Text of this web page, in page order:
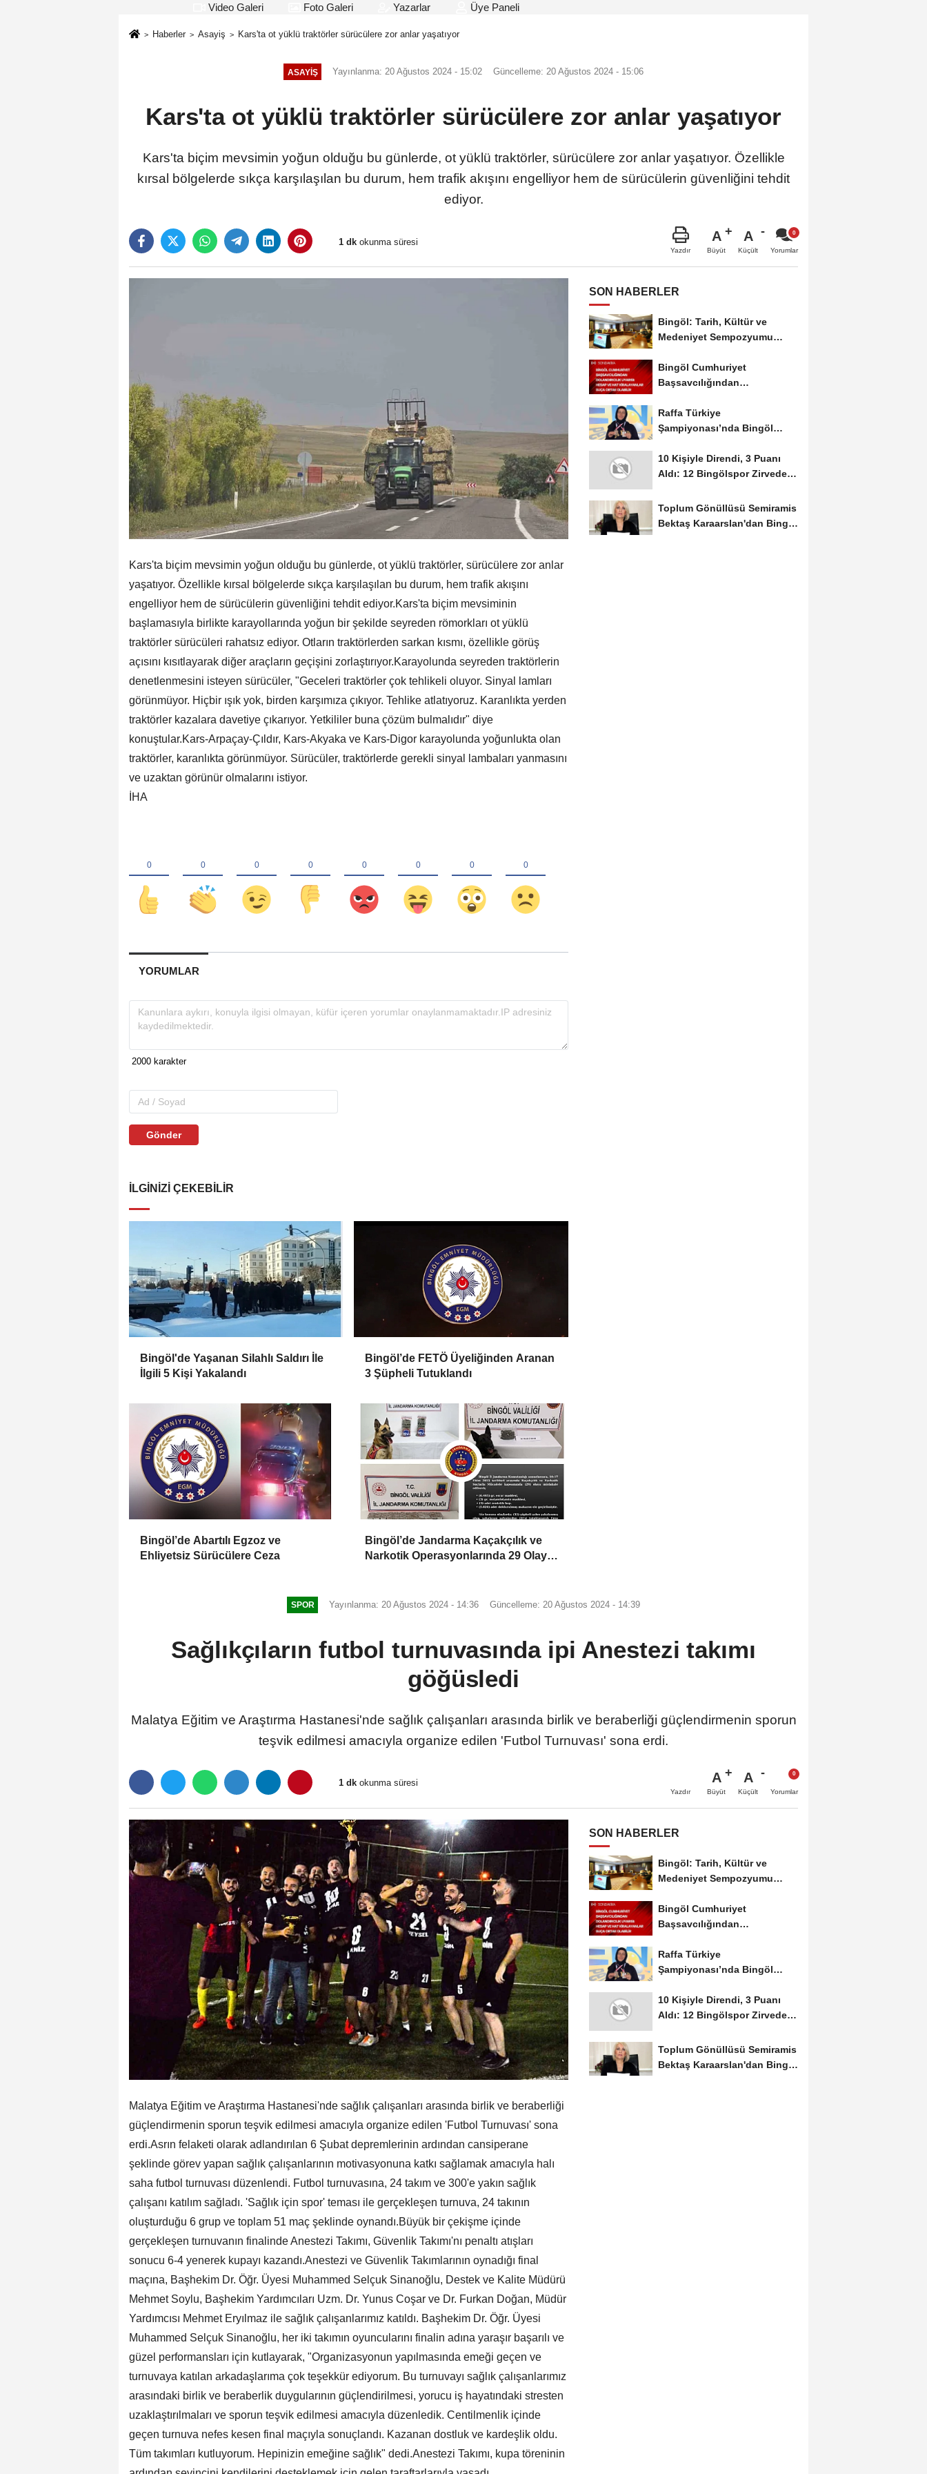
Video Galeri Foto Galeri Yazarlar Üye Paneli
Haberler Asayiş Kars'ta ot yüklü traktörler sürücülere zor anlar yaşatıyor
ASAYIŞ Yayınlanma: 20 Ağustos 2024 - 15:02 Güncelleme: 20 Ağustos 2024 - 15:06
Kars'ta ot yüklü traktörler sürücülere zor anlar yaşatıyor
Kars'ta biçim mevsimin yoğun olduğu bu günlerde, ot yüklü traktörler, sürücülere zor anlar yaşatıyor. Özellikle
kırsal bölgelerde sıkça karşılaşılan bu durum, hem trafik akışını engelliyor hem de sürücülerin güvenliğini tehdit
ediyor.
1 dk okunma süresi
Yazdır
A
Büyüt
A
Küçült Yorumlar
Kars'ta biçim mevsimin yoğun olduğu bu günlerde, ot yüklü traktörler, sürücülere zor anlar
yaşatıyor. Özellikle kırsal bölgelerde sıkça karşılaşılan bu durum, hem trafik akışını
engelliyor hem de sürücülerin güvenliğini tehdit ediyor.Kars'ta biçim mevsiminin
başlamasıyla birlikte karayollarında yoğun bir şekilde seyreden römorkları ot yüklü
traktörler sürücüleri rahatsız ediyor. Otların traktörlerden sarkan kısmı, özellikle görüş
açısını kısıtlayarak diğer araçların geçişini zorlaştırıyor.Karayolunda seyreden traktörlerin
denetlenmesini isteyen sürücüler, "Geceleri traktörler çok tehlikeli oluyor. Sinyal lamları
görünmüyor. Hiçbir ışık yok, birden karşımıza çıkıyor. Tehlike atlatıyoruz. Karanlıkta yerden
traktörler kazalara davetiye çıkarıyor. Yetkililer buna çözüm bulmalıdır" diye
konuştular.Kars-Arpaçay-Çıldır, Kars-Akyaka ve Kars-Digor karayolunda yoğunlukta olan
traktörler, karanlıkta görünmüyor. Sürücüler, traktörlerde gerekli sinyal lambaları yanmasını
ve uzaktan görünür olmalarını istiyor.
İHA
YORUMLAR
Gönder
İLGINIZI ÇEKEBILIR
Bingöl'de Yaşanan Silahlı Saldırı İle
İlgili 5 Kişi Yakalandı
Bingöl’de FETÖ Üyeliğinden Aranan
3 Şüpheli Tutuklandı
Bingöl’de Abartılı Egzoz ve
Ehliyetsiz Sürücülere Ceza
Bingöl’de Jandarma Kaçakçılık ve
Narkotik Operasyonlarında 29 Olaya
SON HABERLER
Bingöl: Tarih, Kültür ve
Medeniyet Sempozyumu
Bingöl Cumhuriyet
Başsavcılığından
Raffa Türkiye
Şampiyonası’nda Bingöl
10 Kişiyle Direndi, 3 Puanı
Aldı: 12 Bingölspor Zirvedeki
Toplum Gönüllüsü Semiramis
Bektaş Karaarslan'dan Bingöl
SPOR Yayınlanma: 20 Ağustos 2024 - 14:36 Güncelleme: 20 Ağustos 2024 - 14:39
Sağlıkçıların futbol turnuvasında ipi Anestezi takımı
göğüsledi
Malatya Eğitim ve Araştırma Hastanesi'nde sağlık çalışanları arasında birlik ve beraberliği güçlendirmenin sporun
teşvik edilmesi amacıyla organize edilen 'Futbol Turnuvası' sona erdi.
1 dk okunma süresi
Yazdır
A
Büyüt
A
Küçült Yorumlar
Malatya Eğitim ve Araştırma Hastanesi'nde sağlık çalışanları arasında birlik ve beraberliği
güçlendirmenin sporun teşvik edilmesi amacıyla organize edilen 'Futbol Turnuvası' sona
erdi.Asrın felaketi olarak adlandırılan 6 Şubat depremlerinin ardından cansiperane
şeklinde görev yapan sağlık çalışanlarının motivasyonuna katkı sağlamak amacıyla halı
saha futbol turnuvası düzenlendi. Futbol turnuvasına, 24 takım ve 300'e yakın sağlık
çalışanı katılım sağladı. 'Sağlık için spor' teması ile gerçekleşen turnuva, 24 takının
oluşturduğu 6 grup ve toplam 51 maç şeklinde oynandı.Büyük bir çekişme içinde
gerçekleşen turnuvanın finalinde Anestezi Takımı, Güvenlik Takımı'nı penaltı atışları
sonucu 6-4 yenerek kupayı kazandı.Anestezi ve Güvenlik Takımlarının oynadığı final
maçına, Başhekim Dr. Öğr. Üyesi Muhammed Selçuk Sinanoğlu, Destek ve Kalite Müdürü
Mehmet Soylu, Başhekim Yardımcıları Uzm. Dr. Yunus Coşar ve Dr. Furkan Doğan, Müdür
Yardımcısı Mehmet Eryılmaz ile sağlık çalışanlarımız katıldı. Başhekim Dr. Öğr. Üyesi
Muhammed Selçuk Sinanoğlu, her iki takımın oyuncularını finalin adına yaraşır başarılı ve
güzel performansları için kutlayarak, "Organizasyonun yapılmasında emeği geçen ve
turnuvaya katılan arkadaşlarıma çok teşekkür ediyorum. Bu turnuvayı sağlık çalışanlarımız
arasındaki birlik ve beraberlik duygularının güçlendirilmesi, yorucu iş hayatındaki stresten
uzaklaştırılmaları ve sporun teşvik edilmesi amacıyla düzenledik. Centilmenlik içinde
geçen turnuva nefes kesen final maçıyla sonuçlandı. Kazanan dostluk ve kardeşlik oldu.
Tüm takımları kutluyorum. Hepinizin emeğine sağlık" dedi.Anestezi Takımı, kupa töreninin
SON HABERLER
Bingöl: Tarih, Kültür ve
Medeniyet Sempozyumu
Bingöl Cumhuriyet
Başsavcılığından
Raffa Türkiye
Şampiyonası’nda Bingöl
10 Kişiyle Direndi, 3 Puanı
Aldı: 12 Bingölspor Zirvedeki
Toplum Gönüllüsü Semiramis
Bektaş Karaarslan'dan Bingöl